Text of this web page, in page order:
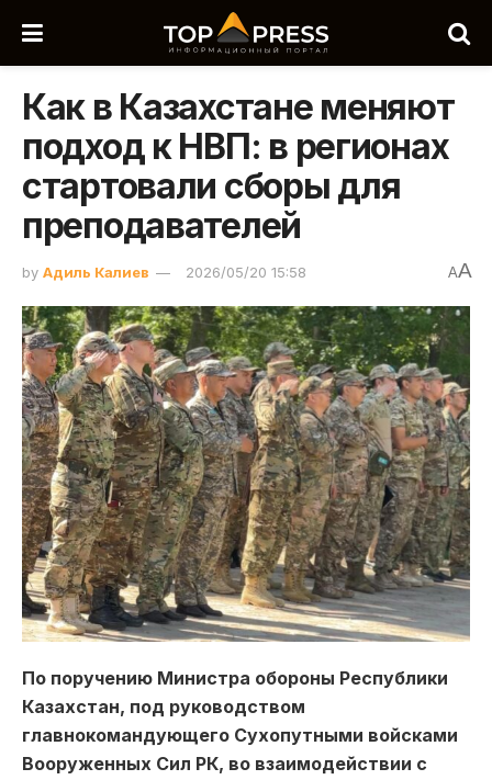
Как в Казахстане меняют
подход к НВП: в регионах
стартовали сборы для
преподавателей
by Адиль Калиев 2026/05/20 15:58 AA
По поручению Министра обороны Республики
Казахстан, под руководством
главнокомандующего Сухопутными войсками
Вооруженных Сил РК, во взаимодействии с